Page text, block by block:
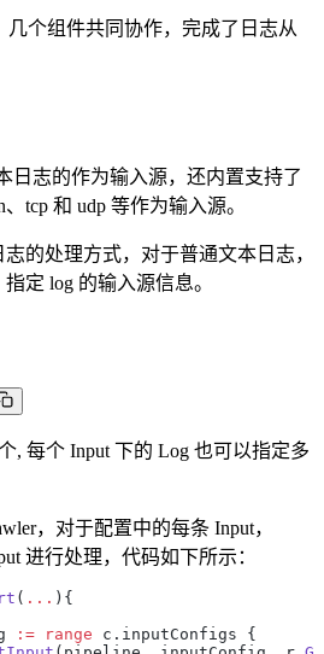
几个组件共同协作，完成了日志从
日志的作为输入源，还内置支持了
tcp 和 udp 等作为输入源。
的处理方式，对于普通文本日志，
定 log 的输入源信息。
, 每个 Input 下的 Log 也可以指定多
，对于配置中的每条 Input，
进行处理，代码如下所示：
( ... ){
:= range c.inputConfigs {